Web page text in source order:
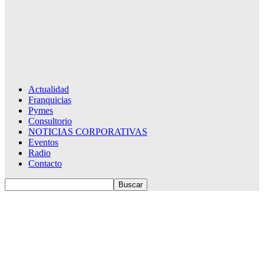
Actualidad
Franquicias
Pymes
Consultorio
NOTICIAS CORPORATIVAS
Eventos
Radio
Contacto